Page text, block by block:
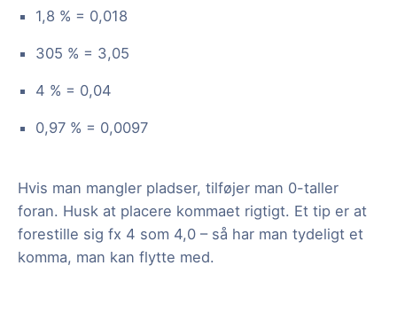
1,8 % = 0,018
305 % = 3,05
4 % = 0,04
0,97 % = 0,0097
Hvis man mangler pladser, tilføjer man 0-taller
foran. Husk at placere kommaet rigtigt. Et tip er at
forestille sig fx 4 som 4,0 – så har man tydeligt et
komma, man kan flytte med.